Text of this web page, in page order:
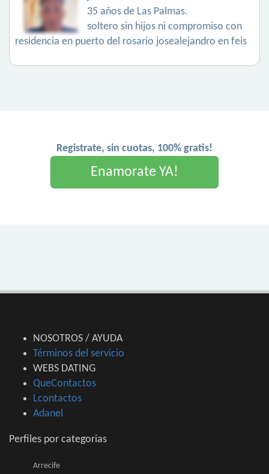
35 años de Las Palmas.
soltero sin hijos ni compromiso con
residencia en puerto del rosario josealejandro en feis
Registrate, sin cuotas, 100% gratis!
Enamorate YA!
NOSOTROS / AYUDA
Términos del servicio
WEBS DATING
QueContactos
Lcontactos
Adanel
Perfiles por categorias
Arrecife